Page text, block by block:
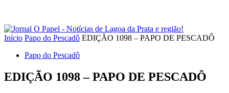
Início Papo do Pescadô EDIÇÃO 1098 – PAPO DE PESCADÔ
Papo do Pescadô
EDIÇÃO 1098 – PAPO DE PESCADÔ